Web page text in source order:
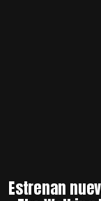
Estrenan